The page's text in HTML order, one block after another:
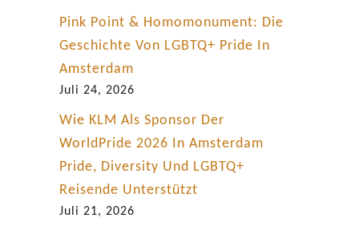
Pink Point & Homomonument: Die
Geschichte Von LGBTQ+ Pride In
Amsterdam
Juli 24, 2026
Wie KLM Als Sponsor Der
WorldPride 2026 In Amsterdam
Pride, Diversity Und LGBTQ+
Reisende Unterstützt
Juli 21, 2026